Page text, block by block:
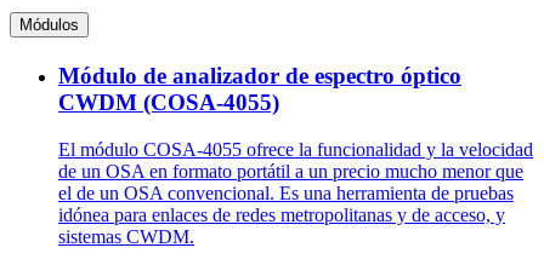
Módulos
Módulo de analizador de espectro óptico
CWDM (COSA-4055)
El módulo COSA-4055 ofrece la funcionalidad y la velocidad
de un OSA en formato portátil a un precio mucho menor que
el de un OSA convencional. Es una herramienta de pruebas
idónea para enlaces de redes metropolitanas y de acceso, y
sistemas CWDM.